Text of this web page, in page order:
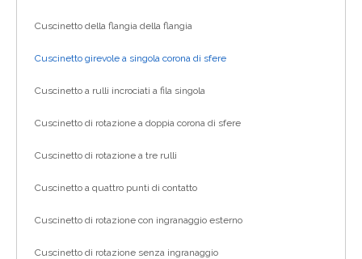
Cuscinetto della flangia della flangia
Cuscinetto girevole a singola corona di sfere
Cuscinetto a rulli incrociati a fila singola
Cuscinetto di rotazione a doppia corona di sfere
Cuscinetto di rotazione a tre rulli
Cuscinetto a quattro punti di contatto
Cuscinetto di rotazione con ingranaggio esterno
Cuscinetto di rotazione senza ingranaggio